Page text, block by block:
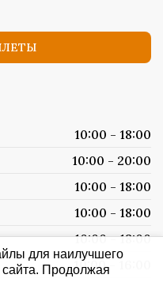
10:00 - 18:00
10:00 - 20:00
10:00 - 18:00
10:00 - 18:00
10:00 - 18:00
10:00 - 16:00
для наилучшего
Продолжая